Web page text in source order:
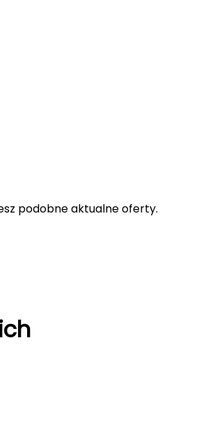
podobne aktualne oferty.